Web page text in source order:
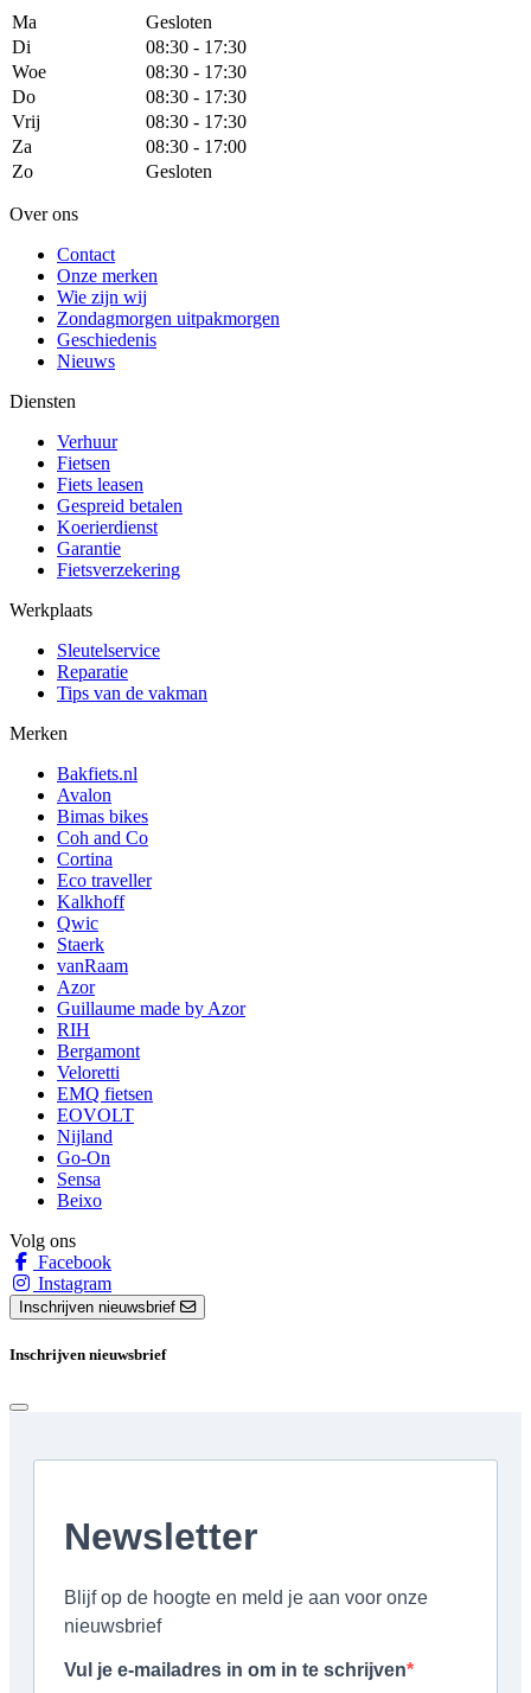
Ma
Gesloten
Di
08:30 - 17:30
Woe
08:30 - 17:30
Do
08:30 - 17:30
Vrij
08:30 - 17:30
Za
08:30 - 17:00
Zo
Gesloten
Over ons
Contact
Onze merken
Wie zijn wij
Zondagmorgen uitpakmorgen
Geschiedenis
Nieuws
Diensten
Verhuur
Fietsen
Fiets leasen
Gespreid betalen
Koerierdienst
Garantie
Fietsverzekering
Werkplaats
Sleutelservice
Reparatie
Tips van de vakman
Merken
Bakfiets.nl
Avalon
Bimas bikes
Coh and Co
Cortina
Eco traveller
Kalkhoff
Qwic
Staerk
vanRaam
Azor
Guillaume made by Azor
RIH
Bergamont
Veloretti
EMQ fietsen
EOVOLT
Nijland
Go-On
Sensa
Beixo
Volg ons
Facebook
Instagram
Inschrijven nieuwsbrief
Inschrijven nieuwsbrief